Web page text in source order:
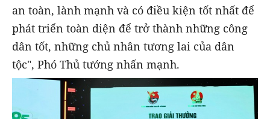
an toàn, lành mạnh và có điều kiện tốt nhất để
phát triển toàn diện để trở thành những công
dân tốt, những chủ nhân tương lai của dân
tộc", Phó Thủ tướng nhấn mạnh.